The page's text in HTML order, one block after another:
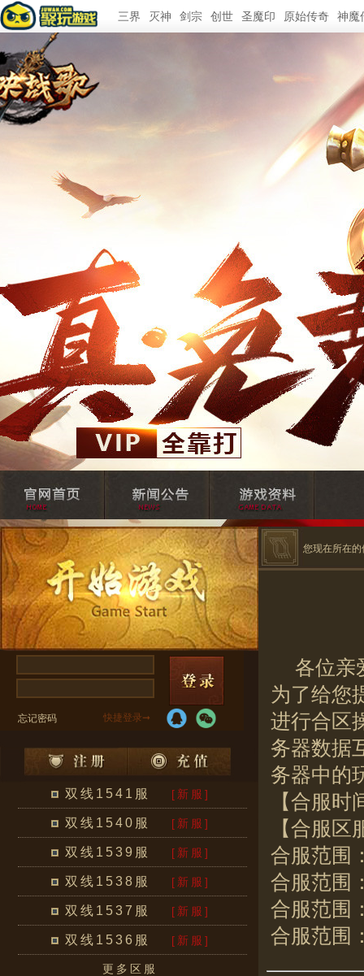
三界 灭神 剑宗 创世 圣魔印 原始传奇 神魔
双线1541服 [新服]
双线1540服 [新服]
双线1539服 [新服]
双线1538服 [新服]
双线1537服 [新服]
双线1536服 [新服]
更多区服
您现在所在
各位亲
为了给您
进行合区
务器数据
务器中的
【合服
【合服区
合服范围
合服范围
合服范围
合服范围